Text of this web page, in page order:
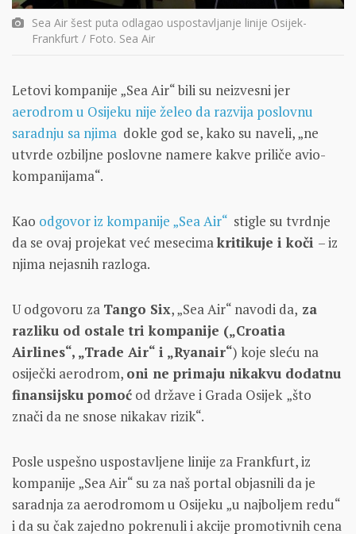
Sea Air šest puta odlagao uspostavljanje linije Osijek-
Frankfurt / Foto. Sea Air
Letovi kompanije „Sea Air“ bili su neizvesni jer
aerodrom u Osijeku nije želeo da razvija poslovnu
saradnju sa njima dokle god se, kako su naveli, „ne
utvrde ozbiljne poslovne namere kakve priliče avio-
kompanijama“.
Kao odgovor iz kompanije „Sea Air“ stigle su tvrdnje
da se ovaj projekat već mesecima kritikuje i koči – iz
njima nejasnih razloga.
U odgovoru za Tango Six, „Sea Air“ navodi da, za
razliku od ostale tri kompanije („Croatia
Airlines“, „Trade Air“ i „Ryanair“) koje sleću na
osiječki aerodrom, oni ne primaju nikakvu dodatnu
finansijsku pomoć od države i Grada Osijek „što
znači da ne snose nikakav rizik“.
Posle uspešno uspostavljene linije za Frankfurt, iz
kompanije „Sea Air“ su za naš portal objasnili da je
saradnja za aerodromom u Osijeku „u najboljem redu“
i da su čak zajedno pokrenuli i akcije promotivnih cena